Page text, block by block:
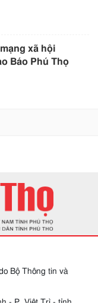
xã hội
Báo Phú Thọ
Bộ Thông tin và